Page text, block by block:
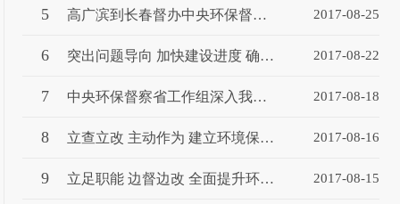
5 高广滨到长春督办中央环保督察组移交案件 2017-08-25
6 突出问题导向 加快建设进度 确保伊通河中段治理工程按期完工 2017-08-22
7 中央环保督察省工作组深入我市现场督办指导工作 2017-08-18
8 立查立改 主动作为 建立环境保护长效机制 ——访市畜牧局局长... 2017-08-16
9 立足职能 边督边改 全面提升环保工作水平 ——访市水利局局长... 2017-08-15